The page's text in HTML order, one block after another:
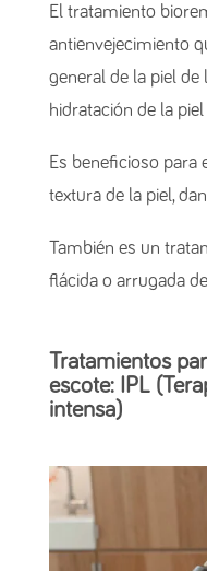
El tratamiento
antienvejecimiento
general de la piel de
hidratación de la
Es beneficioso para
textura de la piel,
También es un
flácida o arrugada
Tratamientos
escote: IPL
intensa)